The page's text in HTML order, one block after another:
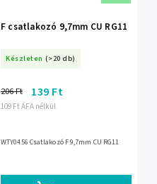
F csatlakozó 9,7mm CU RG11
Készleten (>20 db)
109 Ft ÁFA nélkül
206 Ft 139 Ft
WTY0456 Csatlakozó F 9,7mm CU RG11